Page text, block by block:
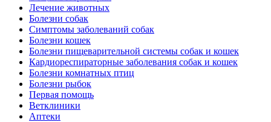
Лечение животных
Болезни собак
Симптомы заболеваний собак
Болезни кошек
Болезни пищеварительной системы собак и кошек
Кардиореспираторные заболевания собак и кошек
Болезни комнатных птиц
Болезни рыбок
Первая помощь
Ветклиники
Аптеки